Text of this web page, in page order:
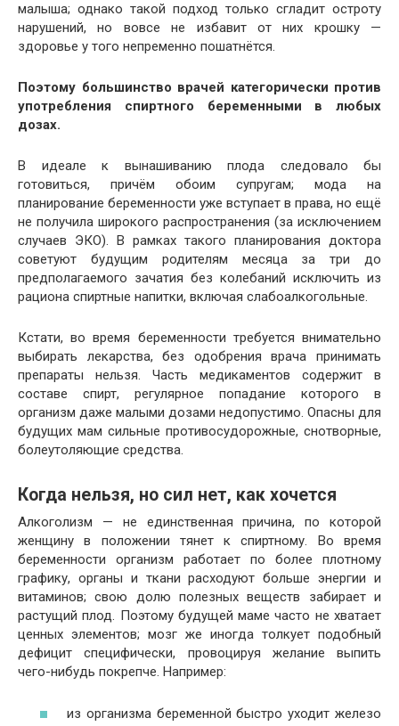
малыша; однако такой подход только сгладит остроту
нарушений, но вовсе не избавит от них крошку —
здоровье у того непременно пошатнётся.
Поэтому большинство врачей категорически против
употребления спиртного беременными в любых
дозах.
В идеале к вынашиванию плода следовало бы
готовиться, причём обоим супругам; мода на
планирование беременности уже вступает в права, но ещё
не получила широкого распространения (за исключением
случаев ЭКО). В рамках такого планирования доктора
советуют будущим родителям месяца за три до
предполагаемого зачатия без колебаний исключить из
рациона спиртные напитки, включая слабоалкогольные.
Кстати, во время беременности требуется внимательно
выбирать лекарства, без одобрения врача принимать
препараты нельзя. Часть медикаментов содержит в
составе спирт, регулярное попадание которого в
организм даже малыми дозами недопустимо. Опасны для
будущих мам сильные противосудорожные, снотворные,
болеутоляющие средства.
Когда нельзя, но сил нет, как хочется
Алкоголизм — не единственная причина, по которой
женщину в положении тянет к спиртному. Во время
беременности организм работает по более плотному
графику, органы и ткани расходуют больше энергии и
витаминов; свою долю полезных веществ забирает и
растущий плод. Поэтому будущей маме часто не хватает
ценных элементов; мозг же иногда толкует подобный
дефицит специфически, провоцируя желание выпить
чего-нибудь покрепче. Например:
из организма беременной быстро уходит железо